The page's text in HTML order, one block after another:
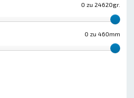
0 zu 24620gr.
0 zu 460mm